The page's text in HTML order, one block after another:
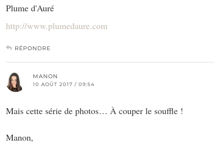
Plume d'Auré
http://www.plumedaure.com
RÉPONDRE
MANON
10 AOÛT 2017 / 09:54
Mais cette série de photos… À couper le souffle !
Manon,